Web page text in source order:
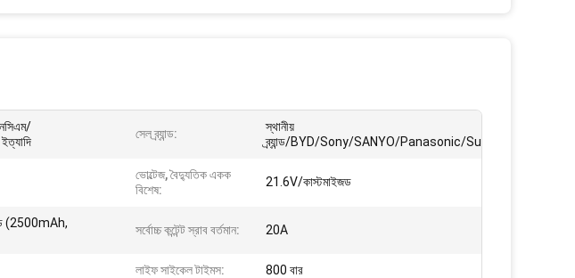
সেল ব্র্যান্ড:
স্থানীয়
ব্র্যান্ড/BYD/Sony/SANYO/Panasonic/Sumsung/
ভোল্টেজ, বৈদ্যুতিক একক
বিশেষ:
21.6V/কাস্টমাইজড
(2500mAh,
সর্বোচ্চ কন্টেন্ট স্রাব বর্তমান: 20A
লাইফ সাইকেল টাইমস: 800 বার